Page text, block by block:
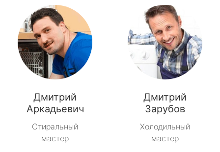
Дмитрий
Аркадьевич
Стиральный
мастер
Дмитрий
Зарубов
Холодильный
мастер